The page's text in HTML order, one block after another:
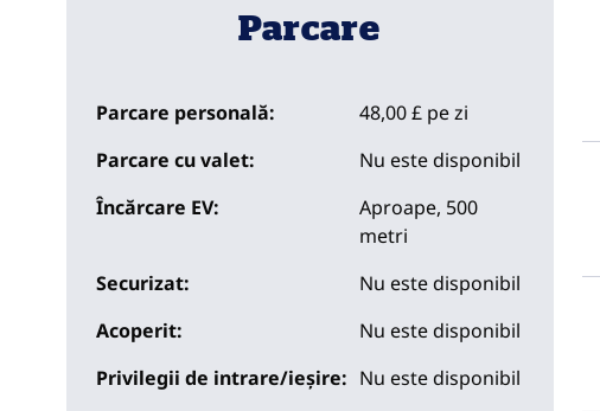
Parcare
Parcare personală:
48,00 £ pe zi
Parcare cu valet:
Nu este disponibil
Încărcare EV:
Aproape, 500
metri
Securizat:
Nu este disponibil
Acoperit:
Nu este disponibil
Privilegii de intrare/ieșire: Nu este disponibil